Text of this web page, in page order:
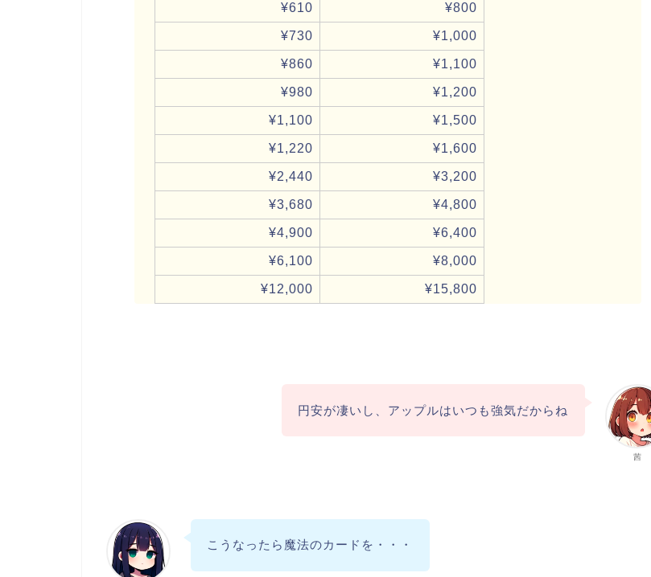
¥610 ¥800
¥730 ¥1,000
¥860 ¥1,100
¥980 ¥1,200
¥1,100 ¥1,500
¥1,220 ¥1,600
¥2,440 ¥3,200
¥3,680 ¥4,800
¥4,900 ¥6,400
¥6,100 ¥8,000
¥12,000 ¥15,800
茜
円安が凄いし、アップルはいつも強気だからね
こうなったら魔法のカードを・・・